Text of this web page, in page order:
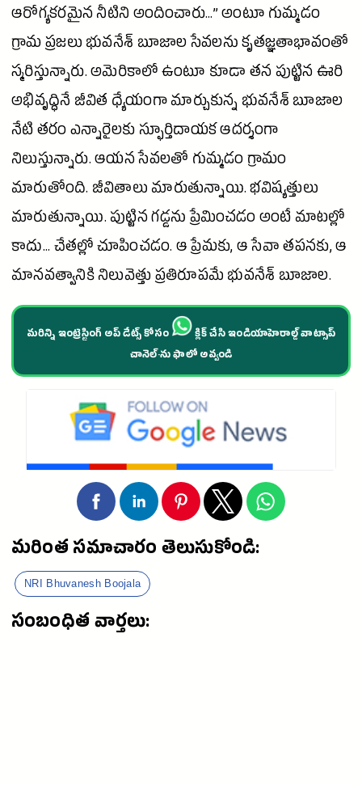
ఆరోగ్యకరమైన నీటిని అందించారు...” అంటూ గుమ్మడం
గ్రామ ప్రజలు భువనేశ్ బూజాల సేవలను కృతజ్ఞతాభావంతో
స్మరిస్తున్నారు. అమెరికాలో ఉంటూ కూడా తన పుట్టిన ఊరి
అభివృద్ధినే జీవిత ధ్యేయంగా మార్చుకున్న భువనేశ్ బూజాల
నేటి తరం ఎన్నారైలకు స్ఫూర్తిదాయక ఆదర్శంగా
నిలుస్తున్నారు. ఆయన సేవలతో గుమ్మడం గ్రామం
మారుతోంది. జీవితాలు మారుతున్నాయి. భవిష్యత్తులు
మారుతున్నాయి. పుట్టిన గడ్డను ప్రేమించడం అంటే మాటల్లో
కాదు... చేతల్లో చూపించడం. ఆ ప్రేమకు, ఆ సేవా తపనకు, ఆ
మానవత్వానికి నిలువెత్తు ప్రతిరూపమే భువనేశ్ బూజాల.
మరిన్ని ఇంట్రెస్టింగ్ అప్ డేట్స్ కోసం
క్లిక్ చేసి ఇండియాహెరాల్డ్ వాట్సాప్
చానెల్·ను ఫాలో అవ్వండి
మరింత సమాచారం తెలుసుకోండి:
NRI Bhuvanesh Boojala
సంబంధిత వార్తలు: